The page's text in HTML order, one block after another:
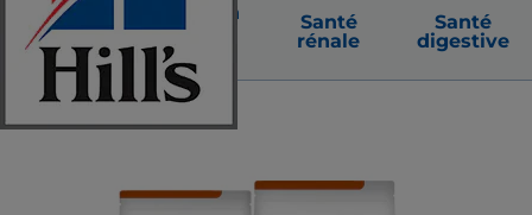
Santé
urinaire
Gestion
Santé
rénale
Santé
digestive